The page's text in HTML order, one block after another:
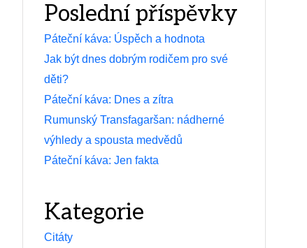
Poslední příspěvky
Páteční káva: Úspěch a hodnota
Jak být dnes dobrým rodičem pro své
děti?
Páteční káva: Dnes a zítra
Rumunský Transfagaršan: nádherné
výhledy a spousta medvědů
Páteční káva: Jen fakta
Kategorie
Citáty